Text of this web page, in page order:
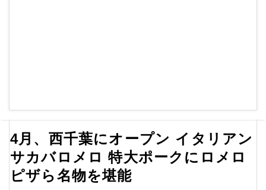
4月、西千葉にオープン イタリアン
サカバロメロ 特大ポークにロメロ
ピザら名物を堪能